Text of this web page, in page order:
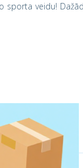
sporta veidu!